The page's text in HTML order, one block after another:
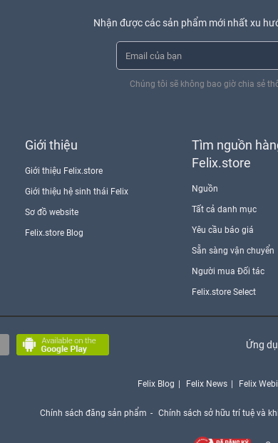
Nhận được các sản phẩm mới nhất xu
Chúng tôi sẽ không bao giờ chia sẻ
Giới thiệu
Giới thiệu Felix.store
Giới thiệu hệ sinh thái Felix
Sơ đồ website
Felix.store Blog
Tìm nguồn
Felix.store
Nguồn
Tất cả danh mục
Yêu cầu báo giá
Sẵn sàng vận chuyển
Người mua Đối tác
Felix.store Select
Ứng
Felix Blog Felix News Felix
Chính sách đăng sản phẩm Chính sách sở hữu trí tuệ và